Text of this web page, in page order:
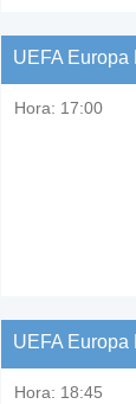
UEFA Europa
Hora: 17:00
UEFA Europa
Hora: 18:45